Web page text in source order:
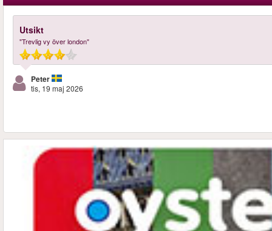
Utsikt
"Trevlig vy över london"
Peter
tis, 19 maj 2026